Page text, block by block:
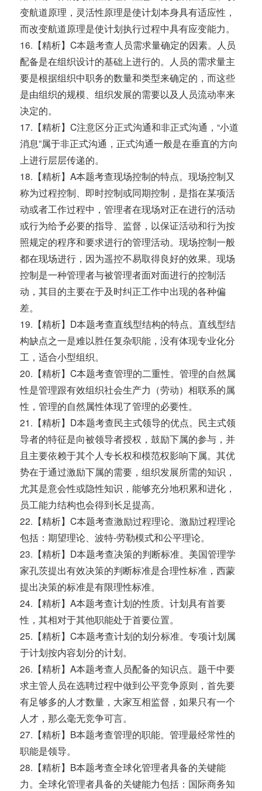
变航道原理，灵活性原理是使计划本身具有适应性，
而改变航道原理是使计划执行过程中具有应变能力。
16.【精析】C本题考查人员需求量确定的因素。人员
配备是在组织设计的基础上进行的。人员的需求量主
要是根据组织中职务的数量和类型来确定的，而这些
是由组织的规模、组织发展的需要以及人员流动率来
决定的。
17.【精析】C注意区分正式沟通和非正式沟通，“小道
消息”属于非正式沟通，正式沟通一般是在垂直的方向
上进行层层传递的。
18.【精析】A本题考查现场控制的特点。现场控制又
称为过程控制、即时控制或同期控制，是指在某项活
动或者工作过程中，管理者在现场对正在进行的活动
或行为给予必要的指导、监督，以保证活动和行为按
照规定的程序和要求进行的管理活动。现场控制一般
都在现场进行，因为遥控不易取得良好的效果。现场
控制是一种管理者与被管理者面对面进行的控制活
动，其目的主要在于及时纠正工作中出现的各种偏
差。
19.【精析】D本题考查直线型结构的特点。直线型结
构缺点之一是难以胜任复杂职能，没有体现专业化分
工，适合小型组织。
20.【精析】C本题考查管理的二重性。管理的自然属
性是管理跟有效组织社会生产力（劳动）相联系的属
性，管理的自然属性体现了管理的必要性。
21.【精析】D本题考查民主式领导的优点。民主式领
导者的特征是向被领导者授权，鼓励下属的参与，并
且主要依赖于其个人专长权和模范权影响下属。其优
势在于通过激励下属的需要，组织发展所需的知识，
尤其是意会性或隐性知识，能够充分地积累和进化，
员工能力结构也会得到长足提高。
22.【精析】C本题考查激励过程理论。激励过程理论
包括：期望理论、波特-劳勒模式和公平理论。
23.【精析】D本题考查决策的判断标准。美国管理学
家孔茨提出有效决策的判断标准是合理性标准，西蒙
提出决策的标准是有限理性标准。
24.【精析】A本题考查计划的性质。计划具有首要
性，其相对于其他职能处于首要位置。
25.【精析】C本题考查计划的划分标准。专项计划属
于计划按内容划分的计划。
26.【精析】A本题考查人员配备的知识点。题干中要
求主管人员在选聘过程中做到公平竞争原则，首先要
有足够多的人才数量，大家互相监督，如果只有一个
人才，那么毫无竞争可言。
27.【精析】B本题考查管理的职能。管理最经常性的
职能是领导。
28.【精析】B本题考查全球化管理者具备的关键能
力。全球化管理者具备的关键能力包括：国际商务知